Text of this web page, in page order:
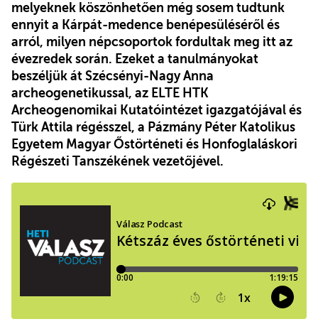
melyeknek köszönhetően még sosem tudtunk
ennyit a Kárpát-medence benépesüléséről és
arról, milyen népcsoportok fordultak meg itt az
évezredek során. Ezeket a tanulmányokat
beszéljük át Szécsényi-Nagy Anna
archeogenetikussal, az ELTE HTK
Archeogenomikai Kutatóintézet igazgatójával és
Türk Attila régésszel, a Pázmány Péter Katolikus
Egyetem Magyar Őstörténeti és Honfoglaláskori
Régészeti Tanszékének vezetőjével.